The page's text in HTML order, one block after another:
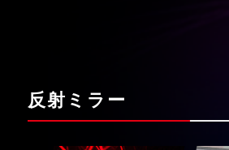
反射ミラー